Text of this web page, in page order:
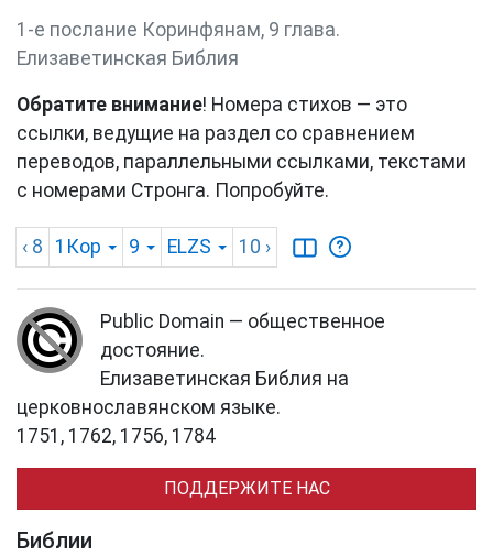
1-е послание Коринфянам, 9 глава.
Елизаветинская Библия
Обратите внимание! Номера стихов — это
ссылки, ведущие на раздел со сравнением
переводов, параллельными ссылками, текстами
с номерами Стронга. Попробуйте.
‹ 8 1Кор 9 ELZS 10 ›
Public Domain — общественное
достояние.
Елизаветинская Библия на
церковнославянском языке.
1751, 1762, 1756, 1784
ПОДДЕРЖИТЕ НАС
Библии